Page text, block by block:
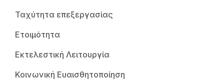
Ταχύτητα επεξεργασίας
Ετοιμότητα
Εκτελεστική Λειτουργία
Κοινωνική Ευαισθητοποίηση